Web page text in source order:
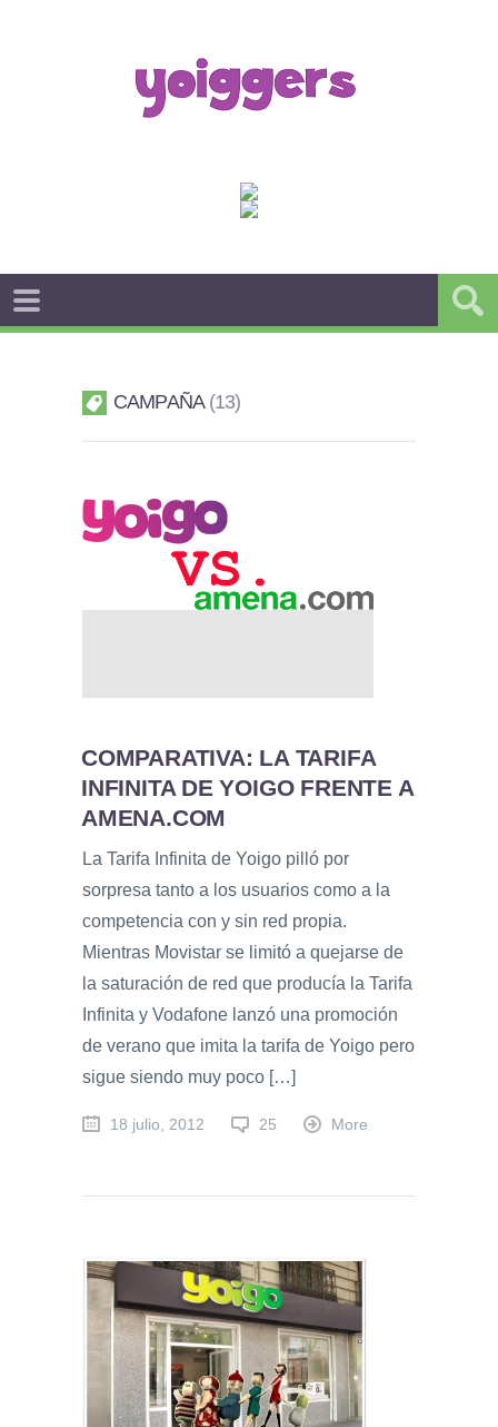
CAMPAÑA 13
COMPARATIVA: LA TARIFA
INFINITA DE YOIGO FRENTE A
AMENA.COM
La Tarifa Infinita de Yoigo pilló por
sorpresa tanto a los usuarios como a la
competencia con y sin red propia.
Mientras Movistar se limitó a quejarse de
la saturación de red que producía la Tarifa
Infinita y Vodafone lanzó una promoción
de verano que imita la tarifa de Yoigo pero
sigue siendo muy poco […]
18 julio, 2012 25 More